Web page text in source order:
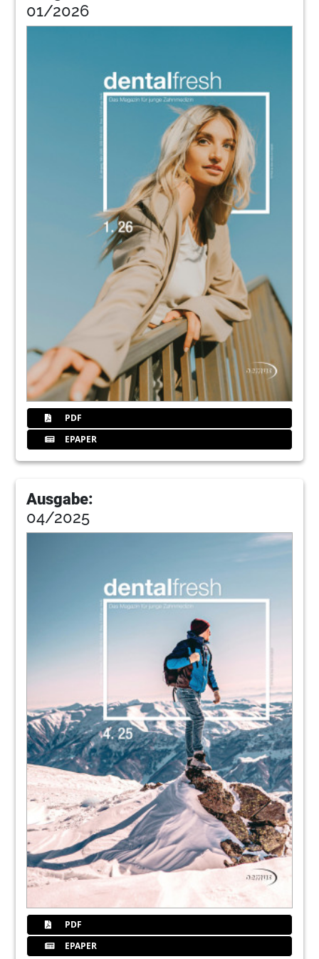
33Kulzer GmbH
Dr. Alexa van Schöll: Angestellte
Zahnärztin in der Gemeinschaftspraxis Dr.
Herold & Kollegen, Essen
WIR. Die Oemus Media AG
KFO: Individuell und ganzheitlich
Dr. Elahe Zedudeh-Hali
„Wir benötigen mehr evidenzbasierte
Dr. Julia Haubrich im Interview
VDW GmbH
42Markt
Redaktion
45dental bauer GmbH & Co. KG
46Praxisgründen im Probelauf
47
Ligosan® Slow Release – der „Taschen-
Minimierer“ von Kulzer
präsentiert Implantologie von heute
Jürgen Isbaner im Gespräch
Leitlinie empfiehlt Kaugummi
DGZI - Deutsche Gesellschaft für
Zahnärztliche Implantologie e.V.
52Produkte
Redaktion
56Studium
Redaktion
58 Kittelversorgung: Top oder Flop?
Redaktion
60"Bolivia movil“ ermöglicht die
zahnmedizinische Versorgung in Bolivien
Redaktion
01/2026
PDF
EPAPER
Ausgabe:
04/2025
PDF
EPAPER